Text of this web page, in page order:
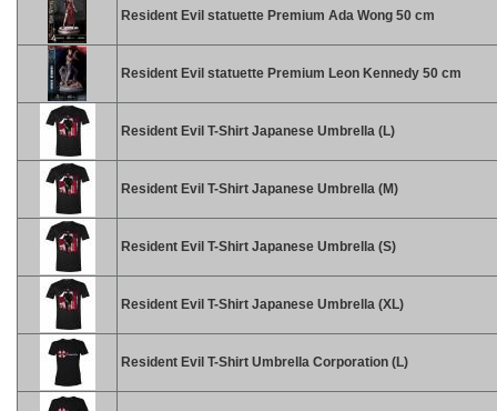
Resident Evil statuette Premium Ada Wong 50 cm
Resident Evil statuette Premium Leon Kennedy 50 cm
Resident Evil T-Shirt Japanese Umbrella (L)
Resident Evil T-Shirt Japanese Umbrella (M)
Resident Evil T-Shirt Japanese Umbrella (S)
Resident Evil T-Shirt Japanese Umbrella (XL)
Resident Evil T-Shirt Umbrella Corporation (L)